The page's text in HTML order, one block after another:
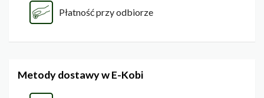
Płatność przy odbiorze
Metody dostawy w E-Kobi